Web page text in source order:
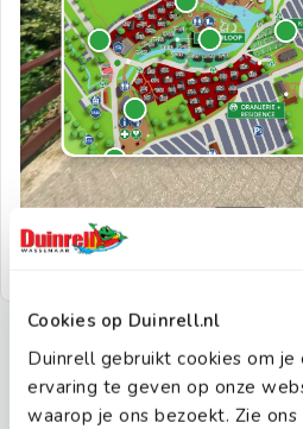
Cookies op Duinrell.nl
Duinrell gebruikt cookies om je
ervaring te geven op onze
waarop je ons bezoekt. Zie ons
Gasten vertellen
85% van onze gasten geeft ons een
Gebaseerd op3088 reviews